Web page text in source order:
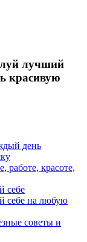
лучший
красивую
день
работе, красоте,
себе
себе на любую
советы и